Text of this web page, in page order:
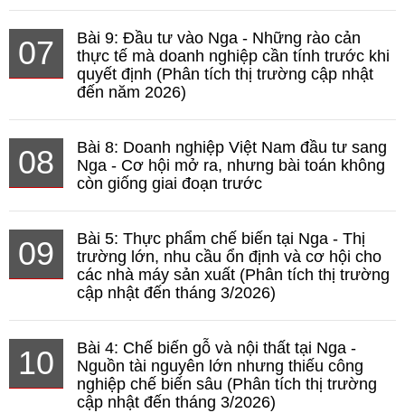
07
Bài 9: Đầu tư vào Nga - Những rào cản
thực tế mà doanh nghiệp cần tính trước khi
quyết định (Phân tích thị trường cập nhật
đến năm 2026)
08
Bài 8: Doanh nghiệp Việt Nam đầu tư sang
Nga - Cơ hội mở ra, nhưng bài toán không
còn giống giai đoạn trước
09
Bài 5: Thực phẩm chế biến tại Nga - Thị
trường lớn, nhu cầu ổn định và cơ hội cho
các nhà máy sản xuất (Phân tích thị trường
cập nhật đến tháng 3/2026)
10
Bài 4: Chế biến gỗ và nội thất tại Nga -
Nguồn tài nguyên lớn nhưng thiếu công
nghiệp chế biến sâu (Phân tích thị trường
cập nhật đến tháng 3/2026)